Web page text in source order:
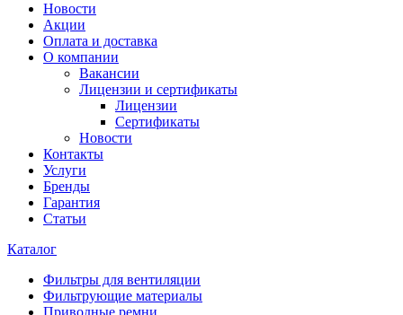
Новости
Акции
Оплата и доставка
О компании
Вакансии
Лицензии и сертификаты
Лицензии
Сертификаты
Новости
Контакты
Услуги
Бренды
Гарантия
Статьи
Каталог
Фильтры для вентиляции
Фильтрующие материалы
Приводные ремни